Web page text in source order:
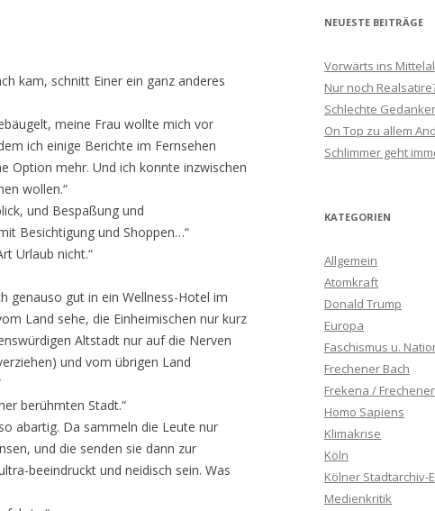
kam, schnitt Einer ein ganz anderes
meine Frau wollte mich vor
ich einige Berichte im Fernsehen
Option mehr. Und ich konnte inzwischen
wollen.“
und Bespaßung und
Besichtigung und Shoppen…“
Urlaub nicht.“
genauso gut in ein Wellness-Hotel im
Land sehe, die Einheimischen nur kurz
Altstadt nur auf die Nerven
und vom übrigen Land
berühmten Stadt.“
abartig. Da sammeln die Leute nur
und die senden sie dann zur
beeindruckt und neidisch sein. Was
NEUESTE BEITRÄGE
Vorwärts ins
Nur noch
Schlechte
On Top zu allem
Schlimmer geht
KATEGORIEN
Allgemein
Atomkraft
Donald Trump
Europa
Faschismus u.
Frechener Bach
Frekena /
Homo Sapiens
Klimakrise
Köln
Kölner Stadtarchiv-
Medienkritik